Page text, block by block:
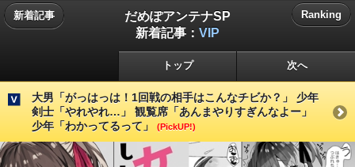
新着記事
だめぽアンテナSP
新着記事： VIP
Ranking
トップ 次へ
大男「がっはっは！1回戦の相手はこんなチビか？」 少年
剣士「やれやれ…」 観覧席「あんまやりすぎんなよー」
少年「わかってるって」
(PickUP!)